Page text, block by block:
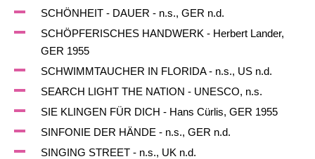
SCHÖNHEIT - DAUER - n.s., GER n.d.
SCHÖPFERISCHES HANDWERK - Herbert Lander,
GER 1955
SCHWIMMTAUCHER IN FLORIDA - n.s., US n.d.
SEARCH LIGHT THE NATION - UNESCO, n.s.
SIE KLINGEN FÜR DICH - Hans Cürlis, GER 1955
SINFONIE DER HÄNDE - n.s., GER n.d.
SINGING STREET - n.s., UK n.d.